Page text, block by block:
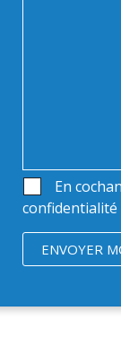
En
confidentialité